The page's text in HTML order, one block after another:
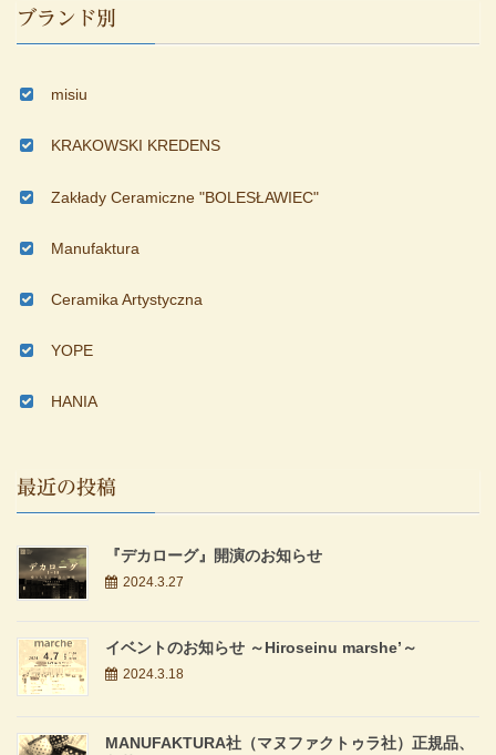
ブランド別
misiu
KRAKOWSKI KREDENS
Zakłady Ceramiczne "BOLESŁAWIEC"
Manufaktura
Ceramika Artystyczna
YOPE
HANIA
最近の投稿
『デカローグ』開演のお知らせ
2024.3.27
イベントのお知らせ ～Hiroseinu marshe’～
2024.3.18
MANUFAKTURA社（マヌファクトゥラ社）正規品、